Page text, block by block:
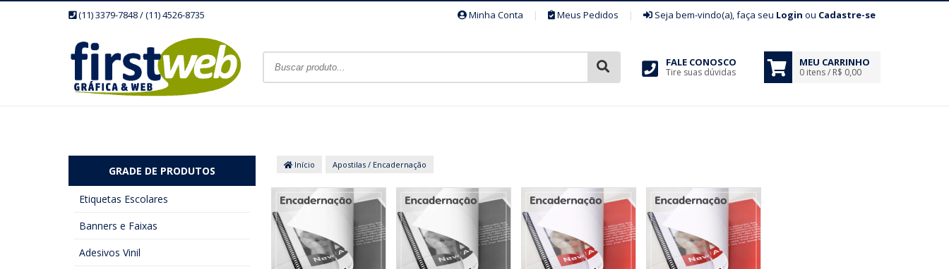
(11) 3379-7848 / (11) 4526-8735 Minha Conta | Meus Pedidos | Seja bem-vindo(a), faça seu Login ou Cadastre-se
FALE CONOSCO
Tire suas dúvidas
MEU CARRINHO
0 itens / R$ 0,00
GRADE DE PRODUTOS
Etiquetas Escolares
Banners e Faixas
Adesivos Vinil
Início Apostilas / Encadernação